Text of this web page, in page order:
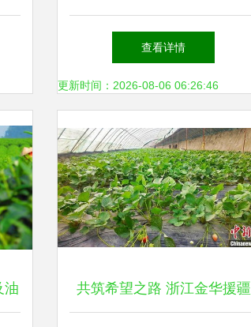
的“同心米”与农户增收新路径
查看详情
更新时间：2026-08-06 06:26:46
油 共筑希望之路 浙江金华援疆